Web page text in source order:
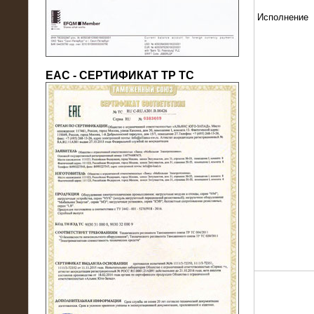
22.05.2016
Нагрузочный модуль в контейнере
10 МВт (0,4 кВ - напряжение)
ЕАС - СЕРТИФИКАТ ТР ТС
Исполнение